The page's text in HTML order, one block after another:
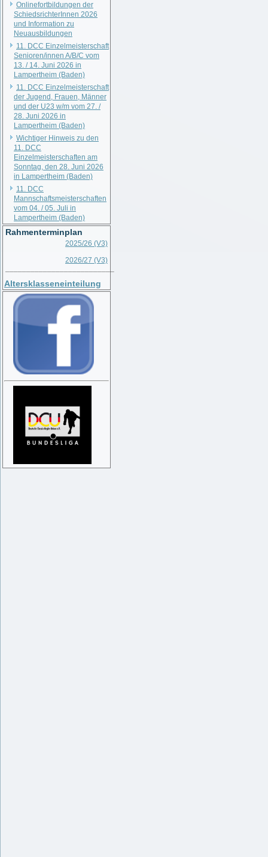
Onlinefortbildungen der
SchiedsrichterInnen 2026
und Information zu
Neuausbildungen
11. DCC Einzelmeisterschaft
Senioren/innen A/B/C vom
13. / 14. Juni 2026 in
Lampertheim (Baden)
11. DCC Einzelmeisterschaft
der Jugend, Frauen, Männer
und der U23 w/m vom 27. /
28. Juni 2026 in
Lampertheim (Baden)
Wichtiger Hinweis zu den
11. DCC
Einzelmeisterschaften am
Sonntag, den 28. Juni 2026
in Lampertheim (Baden)
11. DCC
Mannschaftsmeisterschaften
vom 04. / 05. Juli in
Lampertheim (Baden)
Rahmenterminplan
2025/26 (V3)
2026/27 (V3)
Altersklasseneinteilung